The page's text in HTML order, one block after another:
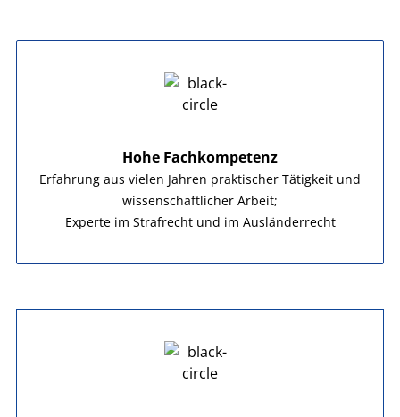
Hohe Fachkompetenz
Erfahrung aus vielen Jahren praktischer Tätigkeit und
wissenschaftlicher Arbeit;
Experte im Strafrecht und im Ausländerrecht